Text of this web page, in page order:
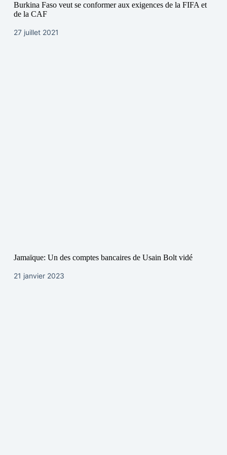
Burkina Faso veut se conformer aux exigences de la FIFA et
de la CAF
27 juillet 2021
Jamaïque: Un des comptes bancaires de Usain Bolt vidé
21 janvier 2023